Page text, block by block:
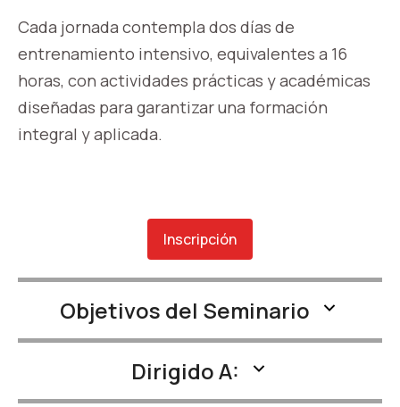
Cada jornada contempla dos días de
entrenamiento intensivo, equivalentes a 16
horas, con actividades prácticas y académicas
diseñadas para garantizar una formación
integral y aplicada.
Inscripción
Objetivos del Seminario
Dirigido A: